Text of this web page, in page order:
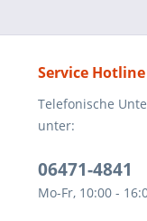
Service Hotline
Telefonische
unter:
06471-4841
Mo-Fr, 10:00 -